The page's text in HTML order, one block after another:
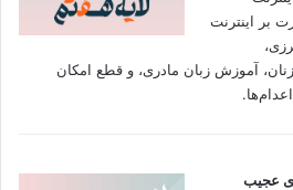
بر اینترنت
آموزش زبان مادری، و قطع امکان
عجیب